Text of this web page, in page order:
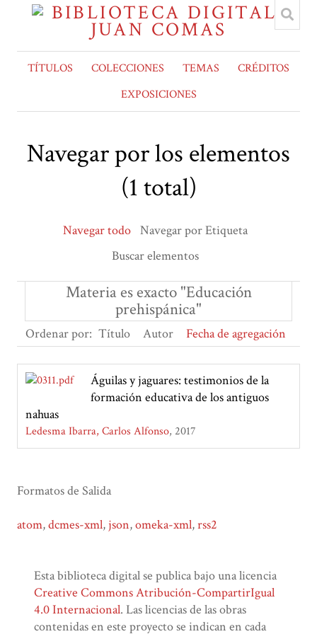
TÍTULOS COLECCIONES TEMAS
CRÉDITOS
EXPOSICIONES
Navegar por los elementos
(1 total)
Navegar todo Navegar por Etiqueta
Buscar elementos
Materia es exacto "Educación
prehispánica"
Ordenar por: Título Autor Fecha de agregación
Águilas y jaguares: testimonios de la
formación educativa de los antiguos
nahuas
Ledesma Ibarra, Carlos Alfonso 2017
Formatos de Salida
atom,dcmes-xml, json,omeka-xml,rss2
Esta biblioteca digital se publica bajo una licencia
Creative Commons Atribución-CompartirIgual
4.0 Internacional. Las licencias de las obras
contenidas en este proyecto se indican en cada